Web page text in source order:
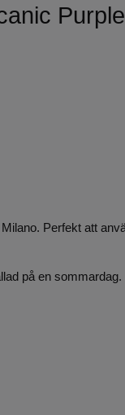
Perfekt att
på en sommardag.